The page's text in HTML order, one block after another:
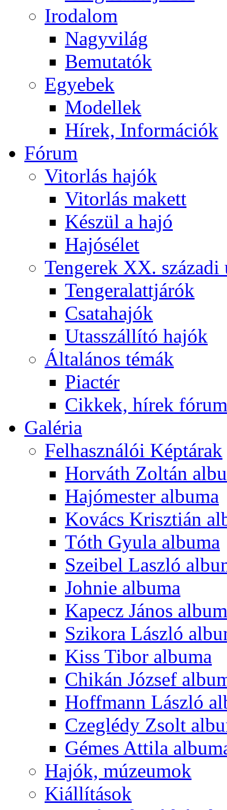
Irodalom
Nagyvilág
Bemutatók
Egyebek
Modellek
Hírek, Információk
Fórum
Vitorlás hajók
Vitorlás makett
Készül a hajó
Hajósélet
Tengerek XX. századi
Tengeralattjárók
Csatahajók
Utasszállító hajók
Általános témák
Piactér
Cikkek, hírek
Galéria
Felhasználói Képtárak
Horváth Zoltán
Hajómester albuma
Kovács Krisztián
Tóth Gyula albuma
Szeibel Laszló
Johnie albuma
Kapecz János
Szikora László
Kiss Tibor albuma
Chikán József
Hoffmann László
Czeglédy Zsolt
Gémes Attila
Hajók, múzeumok
Kiállítások